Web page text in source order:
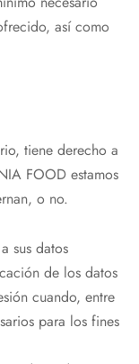
así como
tiene derecho a
FOOD estamos
o no.
sus datos
de los datos
cuando, entre
para los fines